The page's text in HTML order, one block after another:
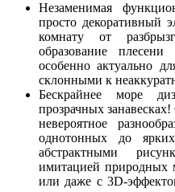
Незаменимая
просто декоративный
комнату от
образование
особенно актуально
склонными к
Бескрайнее море
прозрачных
невероятное
однотонных до
абстрактными
имитацией природных
или даже с 3D-